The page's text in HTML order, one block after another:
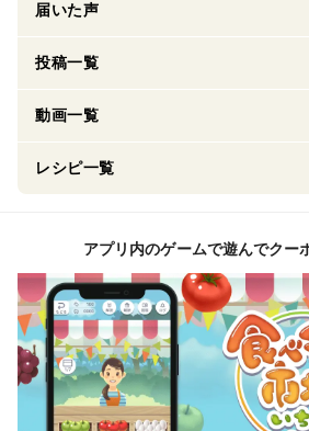
届いた声
投稿一覧
動画一覧
レシピ一覧
アプリ内のゲームで遊んでクー